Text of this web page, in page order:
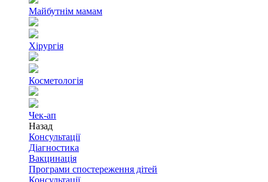
Майбутнім мамам
Хірургія
Косметологія
Чек-ап
Назад
Консультації
Діагностика
Вакцинація
Програми спостереження дітей
Консультації